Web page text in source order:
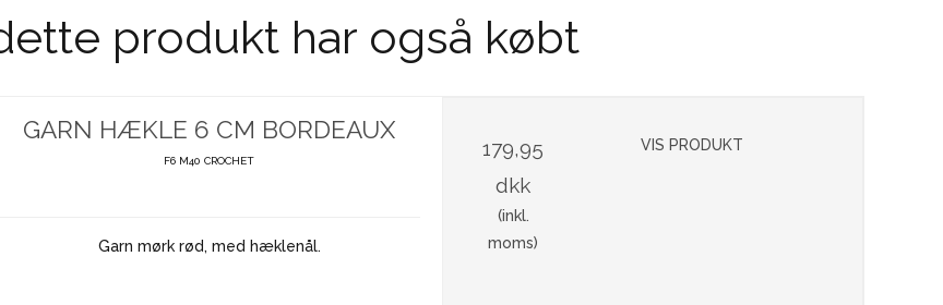
produkt har også købt
GARN HÆKLE 6 CM BORDEAUX
F6 M40 CROCHET
Garn mørk rød, med hæklenål.
179,95
dkk
(inkl.
moms)
VIS PRODUKT